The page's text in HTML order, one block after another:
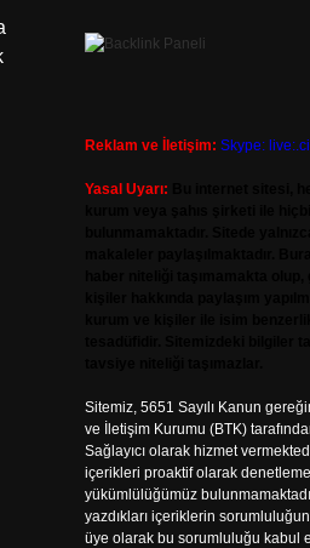
Reklam ve İletişim: Skype:
Yasal Uyarı:
Sitemiz, 5651 Sayılı Kanun
ve İletişim Kurumu (BTK)
Sağlayıcı olarak hizmet
içerikleri proaktif olarak
yükümlülüğümüz
yazdıkları içeriklerin
üye olarak bu sorumluluğu kabul